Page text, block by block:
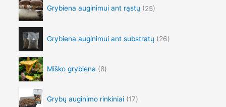
t
o
,
3
0
r
g
Grybiena auginimui ant rąstų 25
Grybiena auginimui ant substratų 26
Miško grybiena 8
Grybų auginimo rinkiniai 17